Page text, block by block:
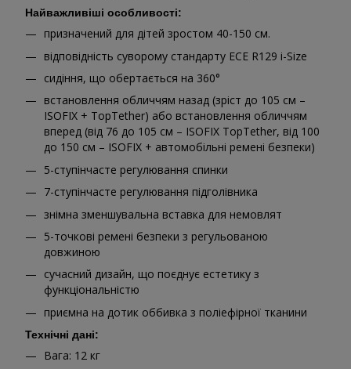
Найважливіші особливості:
призначений для дітей зростом 40-150 см.
відповідність суворому стандарту ECE R129 i-Size
сидіння, що обертається на 360°
встановлення обличчям назад (зріст до 105 см –
ISOFIX + TopTether) або встановлення обличчям
вперед (від 76 до 105 см – ISOFIX TopTether, від 100
до 150 см – ISOFIX + автомобільні ремені безпеки)
5-ступінчасте регулювання спинки
7-ступінчасте регулювання підголівника
знімна зменшувальна вставка для немовлят
5-точкові ремені безпеки з регульованою
довжиною
сучасний дизайн, що поєднує естетику з
функціональністю
приємна на дотик оббивка з поліефірної тканини
Технічні дані:
Вага: 12 кг